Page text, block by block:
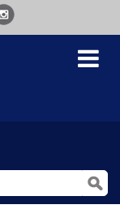
Toggle